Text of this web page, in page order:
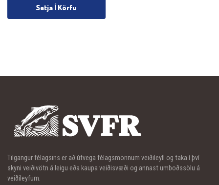
Setja Í Körfu
Tilgangur félagsins er að útvega félagsmönnum veiðileyfi og taka í því
skyni veiðivötn á leigu eða kaupa veiðisvæði og annast umboðssölu á
veiðileyfum.